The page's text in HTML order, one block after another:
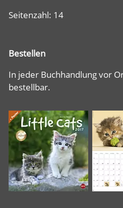
Seitenzahl: 14
Bestellen
In jeder Buchhandlung vor
bestellbar.